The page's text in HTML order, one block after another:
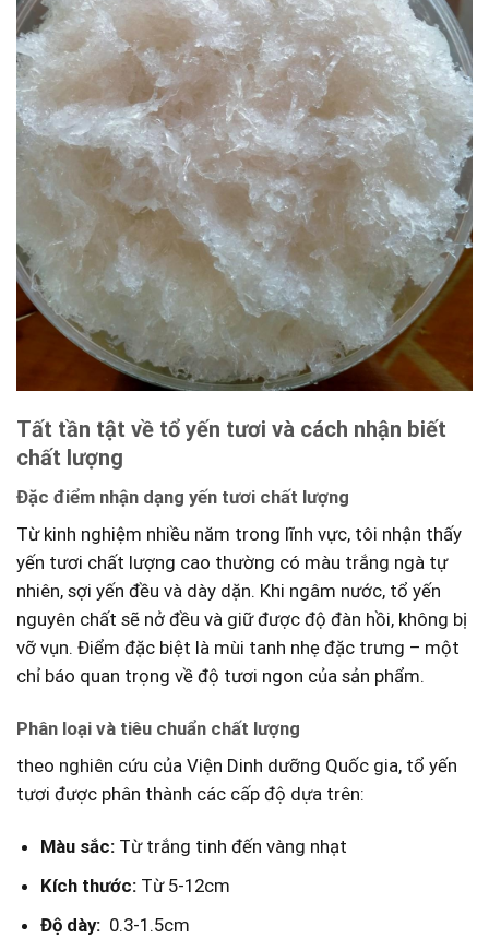
Tất tần tật về tổ yến tươi và cách nhận biết
chất lượng
Đặc điểm nhận ⁢dạng yến tươi chất lượng
Từ⁤ kinh nghiệm nhiều năm ​trong lĩnh vực, tôi nhận thấy
yến tươi chất lượng cao ⁢thường có màu trắng ngà tự
nhiên, sợi yến đều và dày dặn. Khi ngâm ⁣nước, tổ yến
nguyên chất sẽ nở đều ​và giữ‍ được⁣ độ đàn hồi, không bị
vỡ vụn. Điểm đặc biệt là mùi‍ tanh nhẹ đặc trưng – một‍
chỉ báo quan trọng​ về độ tươi ngon của sản phẩm.
Phân loại và tiêu chuẩn chất lượng
theo nghiên cứu⁢ của ⁢Viện Dinh dưỡng Quốc gia, tổ yến ​
tươi được phân thành các cấp độ dựa trên:
Màu sắc:Từ trắng tinh​ đến vàng nhạt
Kích thước:Từ 5-12cm
Độ dày:‍ 0.3-1.5cm